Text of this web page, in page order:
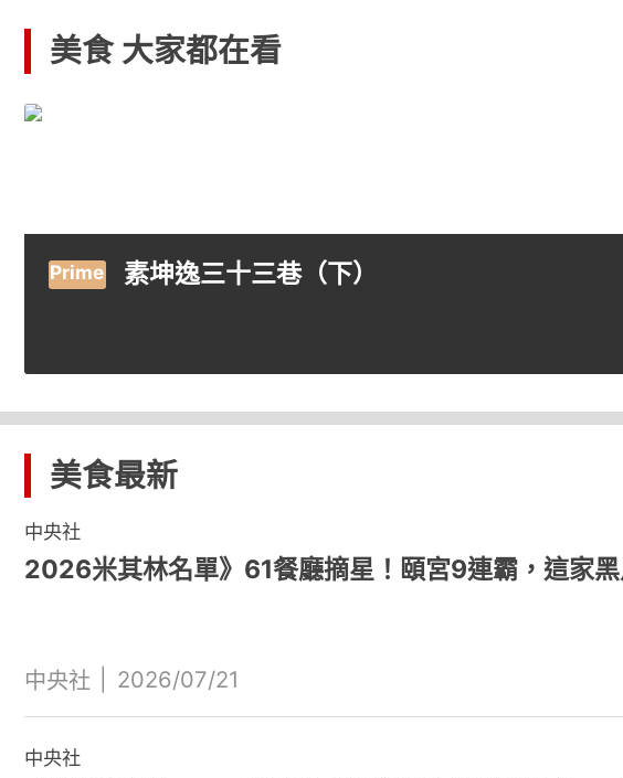
美食 大家都在看
素坤逸三十三巷（下）
美食最新
中央社
2026米其林名單》61餐廳摘星！頤宮9連霸，這家
中央社 2026/07/21
中央社